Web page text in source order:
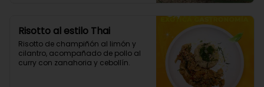
Risotto al estilo Thai
Risotto de champiñón al limón y
cilantro, acompañado de pollo al
curry con zanahoria y cebollín.